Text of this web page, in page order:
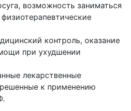
возможность заниматься
контроль, оказание
при ухудшении
лекарственные
к применению